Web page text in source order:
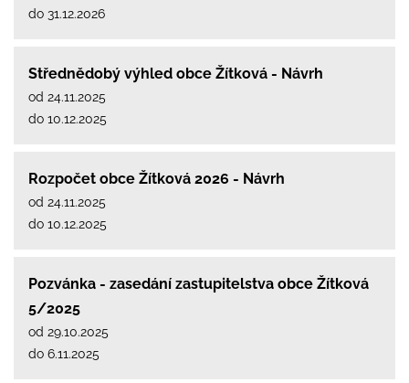
do 31.12.2026
Střednědobý výhled obce Žítková - Návrh
od 24.11.2025
do 10.12.2025
Rozpočet obce Žítková 2026 - Návrh
od 24.11.2025
do 10.12.2025
Pozvánka - zasedání zastupitelstva obce Žítková
5/2025
od 29.10.2025
do 6.11.2025